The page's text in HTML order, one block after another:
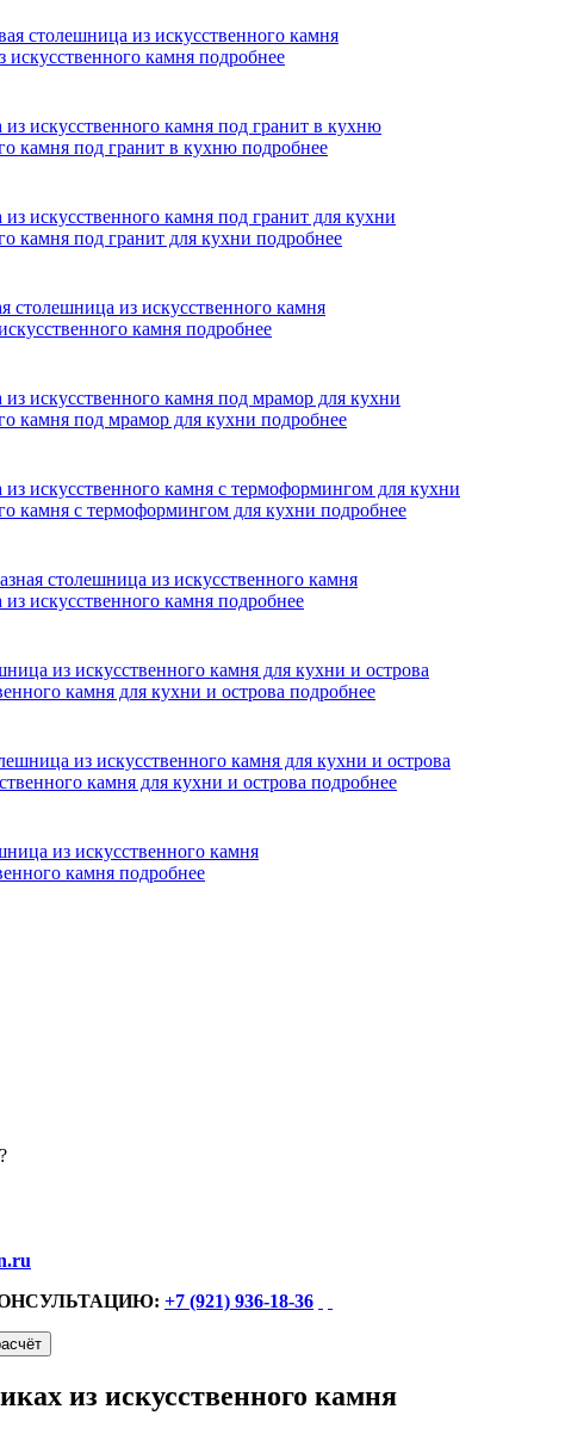
искусственного камня подробнее
камня под гранит в кухню подробнее
камня под гранит для кухни подробнее
камня подробнее
камня под мрамор для кухни подробнее
камня с термоформингом для кухни подробнее
искусственного камня подробнее
камня для кухни и острова подробнее
камня для кухни и острова подробнее
камня подробнее
+7 (921) 936-18-36
из искусственного камня